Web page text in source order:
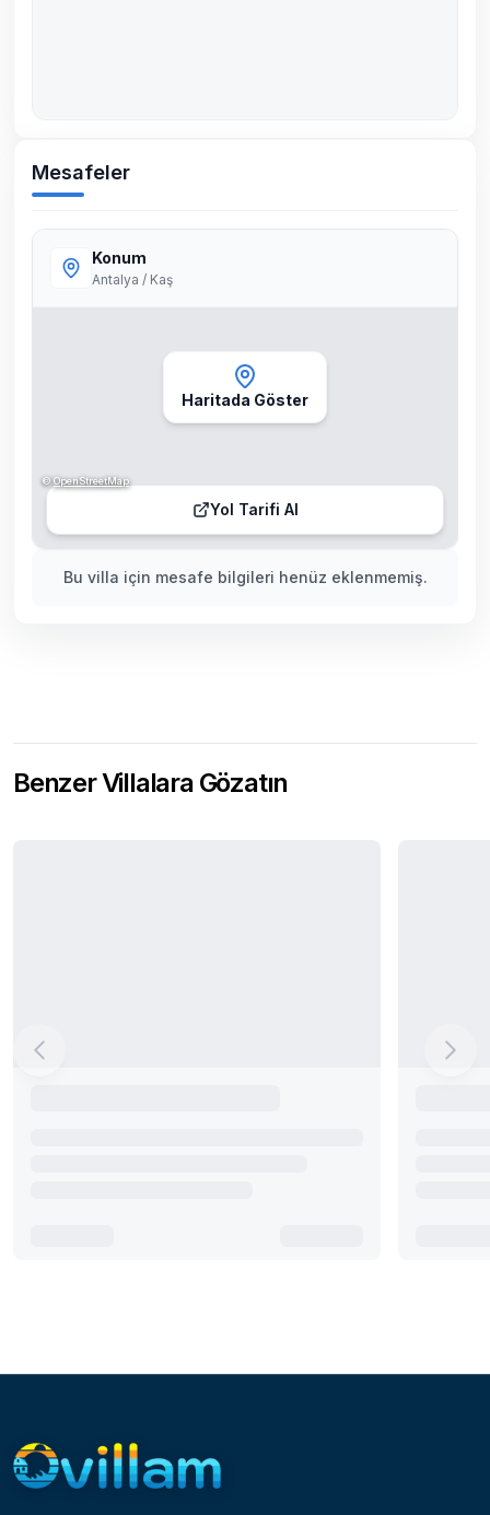
Mesafeler
Bu villa için mesafe bilgileri henüz eklenmemiş.
Konum
Antalya / Kaş
Haritada Göster
Yol Tarifi Al
©OpenStreetMap
Benzer Villalara Gözatın